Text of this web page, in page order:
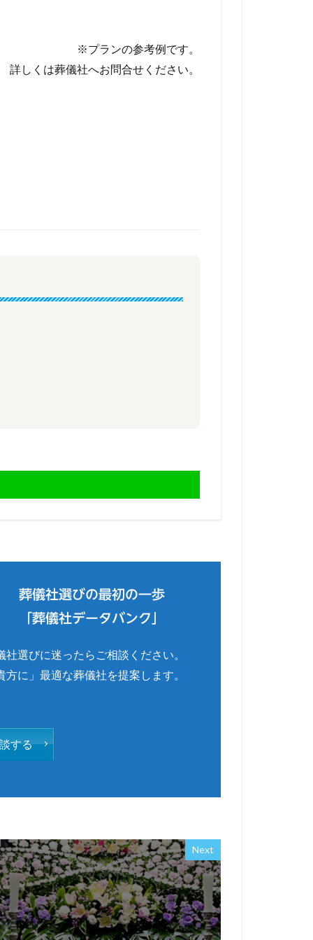
※プランの参考例です。
詳しくは葬儀社へお問合せください。
葬儀社選びの最初の一歩
「葬儀社データバンク」
社選びに迷ったらご相談ください。
方に」最適な葬儀社を提案します。
する
Next